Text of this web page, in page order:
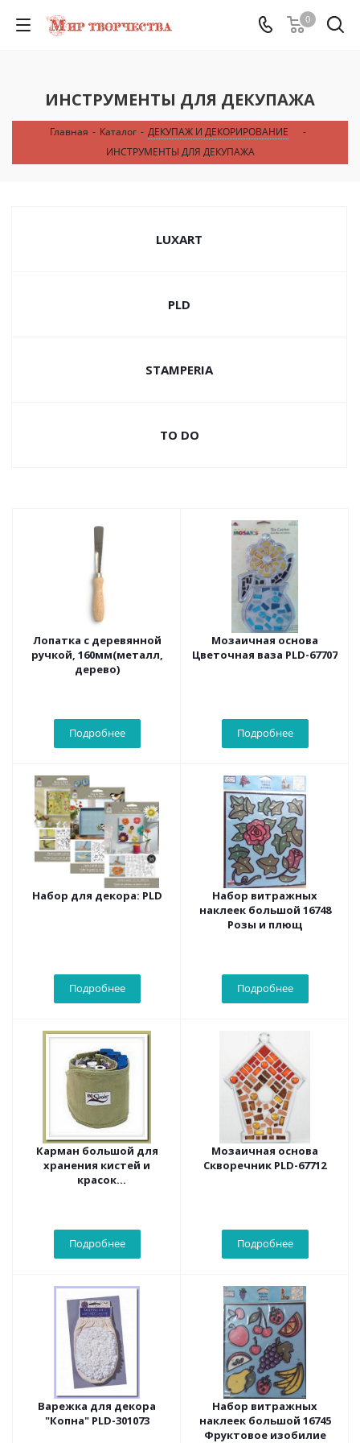
0
ИНСТРУМЕНТЫ ДЛЯ ДЕКУПАЖА
Главная - Каталог - ДЕКУПАЖ И ДЕКОРИРОВАНИЕ
-
ИНСТРУМЕНТЫ ДЛЯ ДЕКУПАЖА
LUXART
PLD
STAMPERIA
TO DO
Лопатка с деревянной
ручкой, 160мм(металл,
дерево)
Подробнее
Мозаичная основа
Цветочная ваза PLD-67707
Подробнее
Набор для декора: PLD
Подробнее
Набор витражных
наклеек большой 16748
Розы и плющ
Подробнее
Карман большой для
хранения кистей и
красок
Подробнее
Мозаичная основа
Скворечник PLD-67712
Подробнее
Варежка для декора
"Копна" PLD-301073
Набор витражных
наклеек большой 16745
Фруктовое изобилие